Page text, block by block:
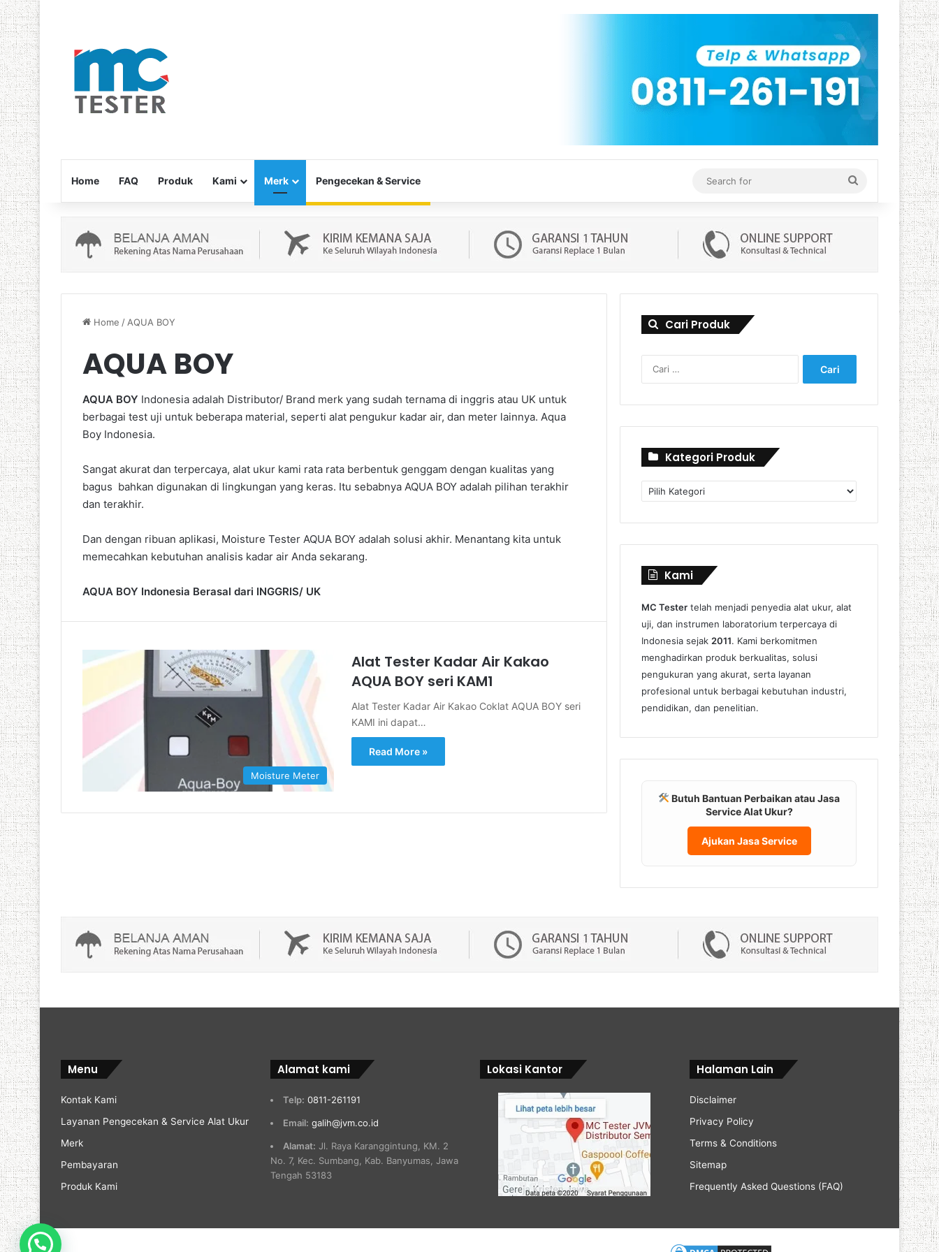
Home FAQ Produk Kami Merk Pengecekan & Service
for
Home / AQUA BOY
AQUA BOY
AQUA BOY Indonesia adalah Distributor/ Brand merk yang sudah ternama di inggris atau UK untuk
berbagai test uji untuk beberapa material, seperti alat pengukur kadar air, dan meter lainnya. Aqua
Boy Indonesia.
Sangat akurat dan terpercaya, alat ukur kami rata rata berbentuk genggam dengan kualitas yang
bagus bahkan digunakan di lingkungan yang keras. Itu sebabnya AQUA BOY adalah pilihan terakhir
dan terakhir.
Dan dengan ribuan aplikasi, Moisture Tester AQUA BOY adalah solusi akhir. Menantang kita untuk
memecahkan kebutuhan analisis kadar air Anda sekarang.
AQUA BOY Indonesia Berasal dari INGGRIS/ UK
Moisture Meter
Alat Tester Kadar Air Kakao
AQUA BOY seri KAM1
Alat Tester Kadar Air Kakao Coklat AQUA BOY seri
KAMI ini dapat…
Read More »
Cari Produk
untuk:
Kategori Produk
Kategori
Produk
Kami
MC Tester telah menjadi penyedia alat ukur, alat
uji, dan instrumen laboratorium terpercaya di
Indonesia sejak 2011. Kami berkomitmen
menghadirkan produk berkualitas, solusi
pengukuran yang akurat, serta layanan
profesional untuk berbagai kebutuhan industri,
pendidikan, dan penelitian.
Butuh Bantuan Perbaikan atau Jasa
Service Alat Ukur?
Ajukan Jasa Service
Menu
Kontak Kami
Layanan Pengecekan & Service Alat Ukur
Merk
Pembayaran
Produk Kami
Alamat kami
Telp: 0811-261191
Email: galih@jvm.co.id
Alamat: Jl. Raya Karanggintung, KM. 2
No. 7, Kec. Sumbang, Kab. Banyumas, Jawa
Tengah 53183
Lokasi Kantor Halaman Lain
Disclaimer
Privacy Policy
Terms & Conditions
Sitemap
Frequently Asked Questions (FAQ)